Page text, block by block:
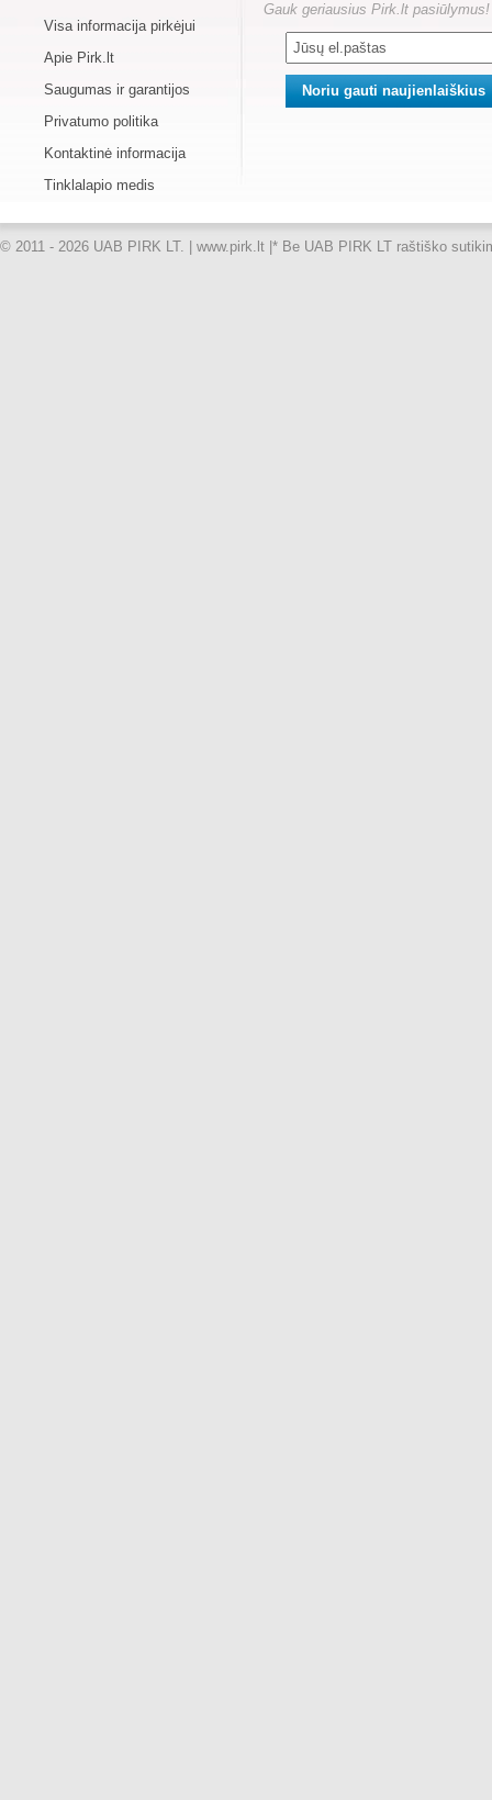
Visa informacija pirkėjui
Apie Pirk.lt
Saugumas ir garantijos
Privatumo politika
Kontaktinė informacija
Tinklalapio medis
Gauk geriausius Pirk.lt pasiūlymus!
© 2011 - 2026 UAB PIRK LT. | www.pirk.lt | * Be UAB PIRK LT raštiško